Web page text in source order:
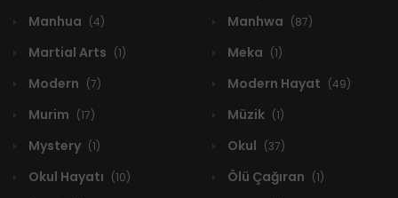
Manhua (4) Manhwa (87)
Martial Arts (1) Meka (1)
Modern (7) Modern Hayat (49)
Murim (17) Müzik (1)
Mystery (1) Okul (37)
Okul Hayatı (10) Ölü Çağıran (1)